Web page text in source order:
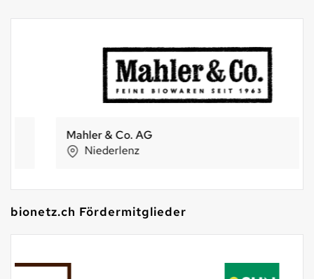
Mahler & Co. AG
Niederlenz
bionetz.ch Fördermitglieder